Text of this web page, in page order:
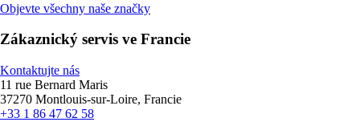
Objevte všechny naše značky
Zákaznický servis ve Francie
Kontaktujte nás
11 rue Bernard Maris
37270 Montlouis-sur-Loire, Francie
+33 1 86 47 62 58